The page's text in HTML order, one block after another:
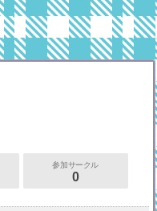
参加サークル
0